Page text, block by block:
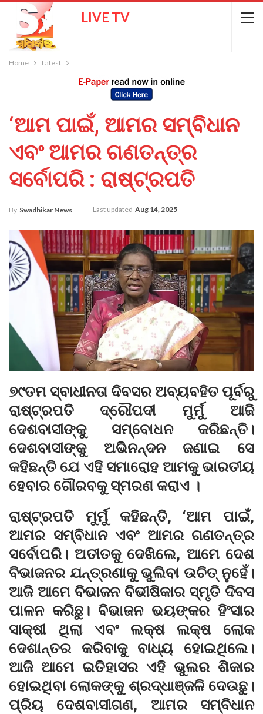
LIVE TV
Home Latest
‘ଆମ ପାଇଁ, ଆମର ସମ୍ବିଧାନ
ଏବଂ ଆମର ଗଣତନ୍ତ୍ର
ସର୍ବୋପରି : ରାଷ୍ଟ୍ରପତି
By Swadhikar News Last updated Aug 14, 2025
୭୯ତମ ସ୍ବାଧୀନତା ଦିବସର ଅବ୍ୟବହିତ ପୂର୍ବରୁ
ରାଷ୍ଟ୍ରପତି ଦ୍ରୌପଦୀ ମୁର୍ମୁ ଆଜି
ଦେଶବାସୀଙ୍କୁ ସମ୍ବୋଧନ କରିଛନ୍ତି।
ଦେଶବାସୀଙ୍କୁ ଅଭିନନ୍ଦନ ଜଣାଇ ସେ
କହିଛନ୍ତି ଯେ ଏହି ସମାରୋହ ଆମକୁ ଭାରତୀୟ
ହେବାର ଗୌରବକୁ ସ୍ମରଣ କରାଏ ।
ରାଷ୍ଟ୍ରପତି ମୁର୍ମୁ କହିଛନ୍ତି, ‘ଆମ ପାଇଁ,
ଆମର ସମ୍ବିଧାନ ଏବଂ ଆମର ଗଣତନ୍ତ୍ର
ସର୍ବୋପରି। ଅତୀତକୁ ଦେଖିଲେ, ଆମେ ଦେଶ
ବିଭାଜନର ଯନ୍ତ୍ରଣାକୁ ଭୁଲିବା ଉଚିତ୍ ନୁହେଁ।
ଆଜି ଆମେ ବିଭାଜନ ବିଭୀଷିକାର ସ୍ମୃତି ଦିବସ
ପାଳନ କରିଛୁ। ବିଭାଜନ ଭୟଙ୍କର ହିଂସାର
ସାକ୍ଷୀ ଥିଲା ଏବଂ ଲକ୍ଷ ଲକ୍ଷ ଲୋକ
ଦେଶାନ୍ତର କରିବାକୁ ବାଧ୍ୟ ହୋଇଥିଲେ।
ଆଜି ଆମେ ଇତିହାସର ଏହି ଭୁଲର ଶିକାର
ହୋଇଥିବା ଲୋକଙ୍କୁ ଶ୍ରଦ୍ଧାଞ୍ଜଳି ଦେଉଛୁ।
ପ୍ରିୟ ଦେଶବାସୀଗଣ, ଆମର ସମ୍ବିଧାନ